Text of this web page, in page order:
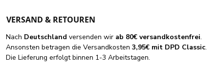
VERSAND & RETOUREN
Nach Deutschland versenden wir ab 80€ versandkostenfrei.
Ansonsten betragen die Versandkosten 3,95€ mit DPD Classic.
Die Lieferung erfolgt binnen 1-3 Arbeitstagen.